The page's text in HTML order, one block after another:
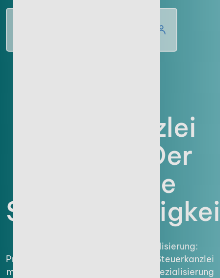
Steuerkanzlei
gründen: Der
Weg in die
Von der Zulassung bis zur Digitalisierung:
Praxisleitfaden zur Gründung einer Steuerkanzlei
mit Tipps zu Software, Personal, Spezialisierung